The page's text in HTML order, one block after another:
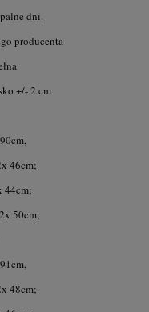
dni.
producenta
+/- 2 cm
46cm;
44cm;
50cm;
48cm;